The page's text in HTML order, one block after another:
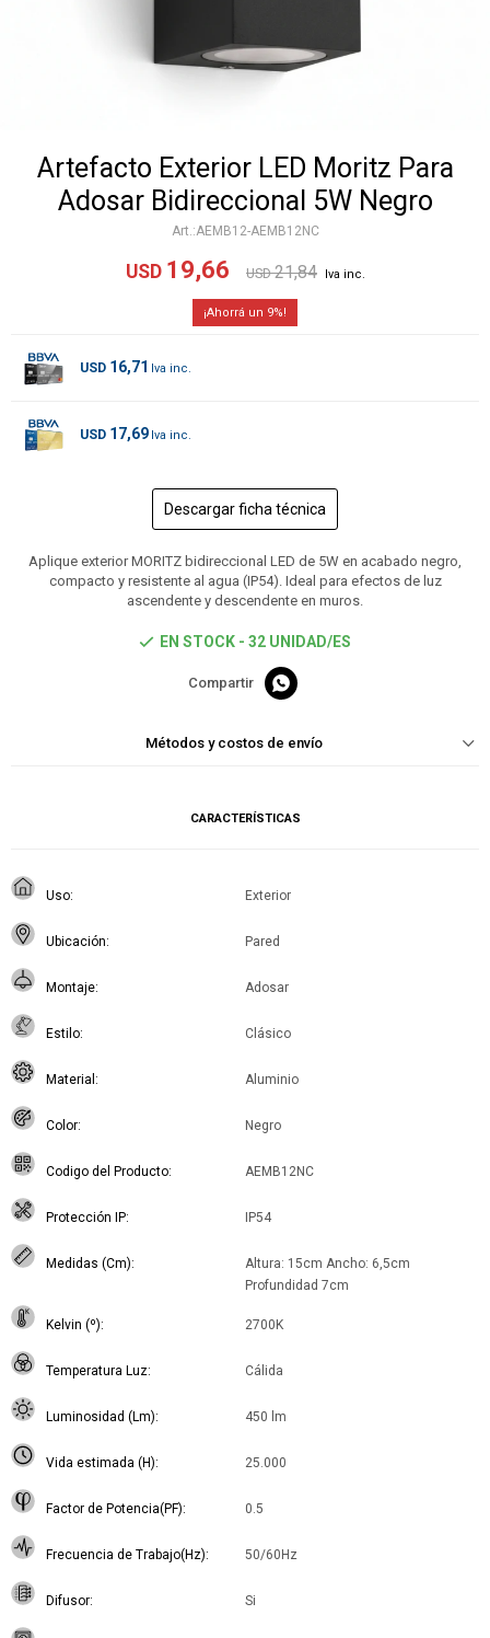
Artefacto Exterior LED Moritz Para
Adosar Bidireccional 5W Negro
AEMB12-AEMB12NC
USD 19,66 USD 21,84
9
USD 16,71
USD 17,69
Descargar ficha técnica
Aplique exterior MORITZ bidireccional LED de 5W en acabado negro,
compacto y resistente al agua (IP54). Ideal para efectos de luz
ascendente y descendente en muros.
EN STOCK - 32 UNIDAD/ES

Métodos y costos de envío
CARACTERÍSTICAS
Uso Exterior
Ubicación Pared
Montaje Adosar
Estilo Clásico
Material Aluminio
Color Negro
Codigo del Producto AEMB12NC
Protección IP IP54
Medidas (Cm)
Altura: 15cm Ancho: 6,5cm
Profundidad 7cm
Kelvin (º) 2700K
Temperatura Luz Cálida
Luminosidad (Lm) 450 lm
Vida estimada (H) 25.000
Factor de Potencia(PF) 0.5
Frecuencia de Trabajo(Hz) 50/60Hz
Difusor Si